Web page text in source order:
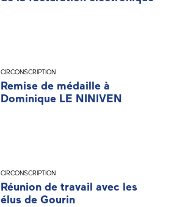
CIRCONSCRIPTION
Remise de médaille à
Dominique LE NINIVEN
CIRCONSCRIPTION
Réunion de travail avec les
élus de Gourin